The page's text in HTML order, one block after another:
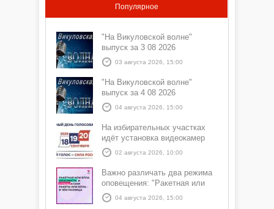
Популярное
"На Викуловской волне"
выпуск за 3 08 2026
03 августа 2026, 15:00
"На Викуловской волне"
выпуск за 4 08 2026
04 августа 2026, 15:00
На избирательных участках
идёт установка видеокамер
02 августа 2026, 10:00
Важно различать два режима
оповещения: "Ракетная или
БПЛА опасность" и "Угроза
атаки ракеты или БПЛА"
04 августа 2026, 15:00